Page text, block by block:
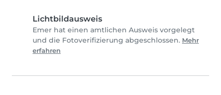
Lichtbildausweis
Emer hat einen amtlichen Ausweis vorgelegt
und die Fotoverifizierung abgeschlossen. Mehr
erfahren